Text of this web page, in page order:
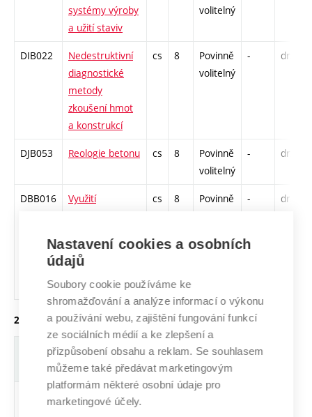
systémy výroby
a užití staviv
volitelný
DIB022
Nedestruktivní
diagnostické
metody
zkoušení hmot
a konstrukcí
cs 8
Povinně
volitelný
- drzk
DJB053 Reologie betonu cs 8
Povinně
volitelný
- drzk
DBB016
Využití
stavebních
prvků a
konstrukcí
cs 8
Povinně
- drzk
2. ročník, letní semestr
Zkratka Název J. Kr. Pov. Prof. Uk.
Cizí jazyk
cs
Nastavení cookies a osobních
údajů
Soubory cookie používáme ke
shromažďování a analýze informací o výkonu
a používání webu, zajištění fungování funkcí
ze sociálních médií a ke zlepšení a
přizpůsobení obsahu a reklam. Se souhlasem
můžeme také předávat marketingovým
platformám některé osobní údaje pro
marketingové účely.